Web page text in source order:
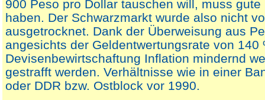
900 Peso pro Dollar tauschen will, muss
haben. Der Schwarzmarkt wurde also nicht
ausgetrocknet. Dank der Überweisung aus
angesichts der Geldentwertungsrate von 140
Devisenbewirtschaftung Inflation mindernd
gestrafft werden. Verhältnisse wie in einer
oder DDR bzw. Ostblock vor 1990.